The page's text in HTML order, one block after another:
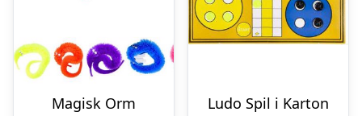
Magisk Orm
Ludo Spil i Karton